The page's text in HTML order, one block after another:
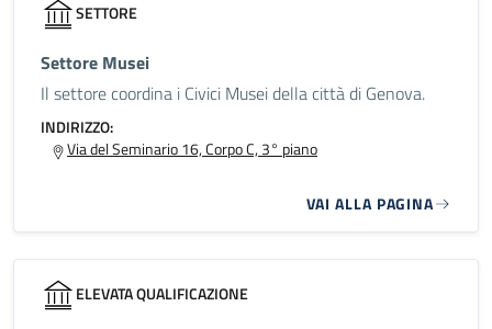
SETTORE
Settore Musei
Il settore coordina i Civici Musei della città di Genova.
INDIRIZZO:
Via del Seminario 16, Corpo C, 3° piano
VAI ALLA PAGINA
ELEVATA QUALIFICAZIONE